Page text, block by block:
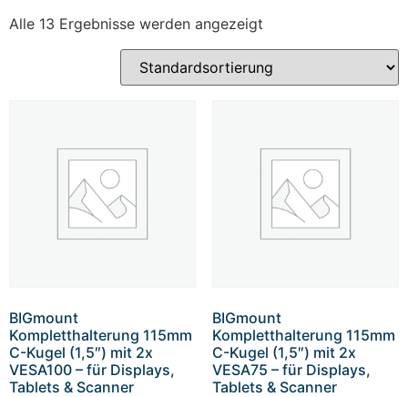
Alle 13 Ergebnisse werden angezeigt
BIGmount
Kompletthalterung 115mm
C-Kugel (1,5″) mit 2x
VESA100 – für Displays,
Tablets & Scanner
BIGmount
Kompletthalterung 115mm
C-Kugel (1,5″) mit 2x
VESA75 – für Displays,
Tablets & Scanner